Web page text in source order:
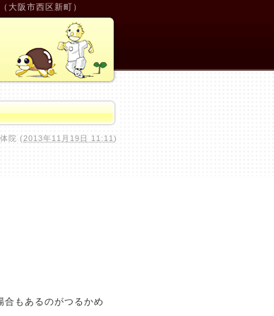
大阪市西区新町）
院 (2013年11月19日 11:11 )
もあるのがつるかめ